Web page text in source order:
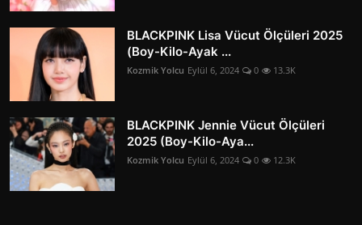
BLACKPINK Lisa Vücut Ölçüleri 2025
(Boy-Kilo-Ayak ...
Kozmik Yolcu Eylül 6, 2024 0 13.3K
BLACKPINK Jennie Vücut Ölçüleri
2025 (Boy-Kilo-Aya...
Kozmik Yolcu Eylül 6, 2024 0 12.3K